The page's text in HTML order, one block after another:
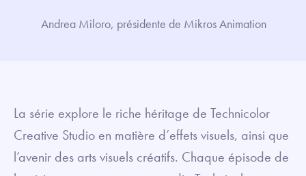
Andrea Miloro, présidente de Mikros Animation
La série explore le riche héritage de Technicolor
Creative Studio en matière d’effets visuels, ainsi que
l’avenir des arts visuels créatifs. Chaque épisode de